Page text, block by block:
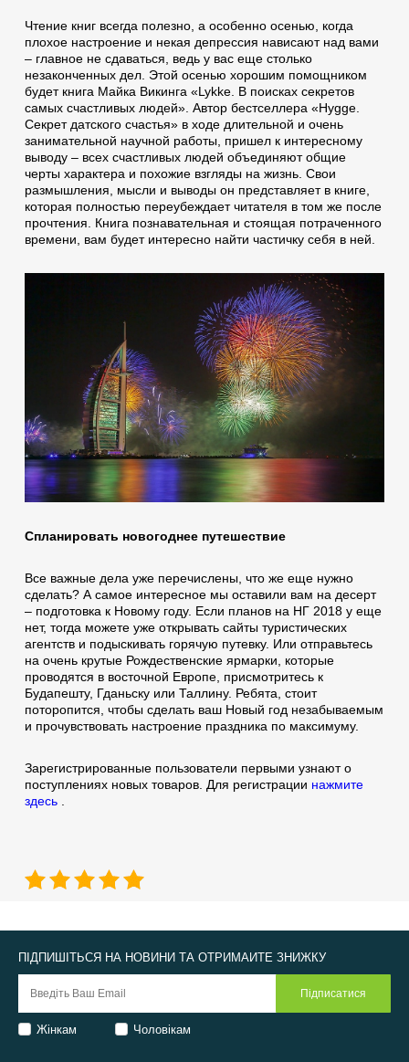
Чтение книг всегда полезно, а особенно осенью, когда
плохое настроение и некая депрессия нависают над вами
– главное не сдаваться, ведь у вас еще столько
незаконченных дел. Этой осенью хорошим помощником
будет книга Майка Викинга «Lykke. В поисках секретов
самых счастливых людей». Автор бестселлера «Hygge.
Секрет датского счастья» в ходе длительной и очень
занимательной научной работы, пришел к интересному
выводу – всех счастливых людей объединяют общие
черты характера и похожие взгляды на жизнь. Свои
размышления, мысли и выводы он представляет в книге,
которая полностью переубеждает читателя в том же после
прочтения. Книга познавательная и стоящая потраченного
времени, вам будет интересно найти частичку себя в ней.
Спланировать новогоднее путешествие
Все важные дела уже перечислены, что же еще нужно
сделать? А самое интересное мы оставили вам на десерт
– подготовка к Новому году. Если планов на НГ 2018 у еще
нет, тогда можете уже открывать сайты туристических
агентств и подыскивать горячую путевку. Или отправьтесь
на очень крутые Рождественские ярмарки, которые
проводятся в восточной Европе, присмотритесь к
Будапешту, Гданьску или Таллину. Ребята, стоит
поторопится, чтобы сделать ваш Новый год незабываемым
и прочувствовать настроение праздника по максимуму.
Зарегистрированные пользователи первыми узнают о
поступлениях новых товаров. Для регистрации нажмите
здесь
ПІДПИШІТЬСЯ НА НОВИНИ ТА ОТРИМАЙТЕ ЗНИЖКУ
Жінкам Чоловікам